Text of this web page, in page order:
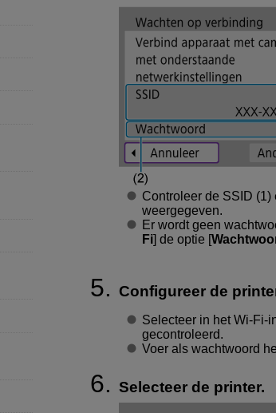
Controleer de SSID (1)
weergegeven.
Er wordt geen
Fi] de optie [
Configureer de
Selecteer in hetWi-Fi-
gecontroleerd.
Voer als wachtwoord
Selecteer de printer.